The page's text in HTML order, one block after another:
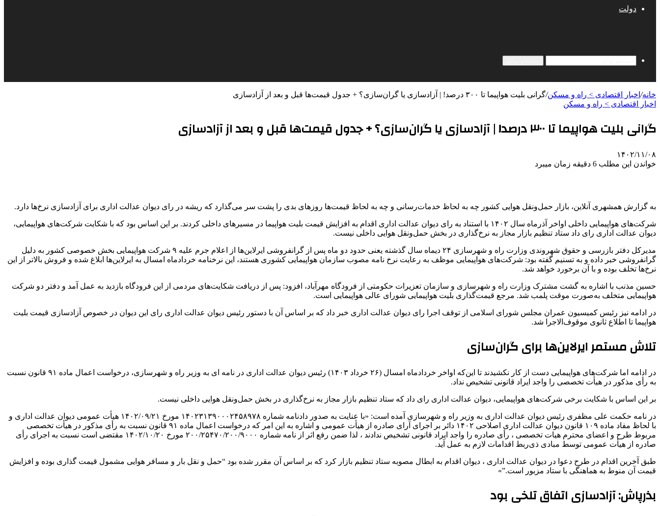
دولت
خانه/ اخبار اقتصادی > راه و مسکن/گرانی بلیت هواپیما تا ۳۰۰ درصد! | آزادسازی یا گران‌سازی؟ + جدول قیمت‌ها قبل و بعد از آزادسازی
اخبار اقتصادی > راه و مسکن
گرانی بلیت هواپیما تا ۳۰۰ درصد! | آزادسازی یا گران‌سازی؟ + جدول قیمت‌ها قبل و بعد از آزادسازی
۱۴۰۲/۱۱/۰۸
خواندن این مطلب 6 دقیقه زمان میبرد
به گزارش همشهری آنلاین،‌ بازار حمل‌ونقل هوایی کشور چه به لحاظ خدمات‌رسانی و چه به لحاظ قیمت‌ها روزهای بدی را پشت سر می‌گذارد که ریشه در رای دیوان عدالت اداری برای آزادسازی نرخ‌ها دارد.
شرکت‌های هواپیمایی داخلی اواخر آذرماه سال ۱۴۰۲ با استناد به رای دیوان عدالت اداری اقدام به افزایش قیمت بلیت هواپیما در مسیرهای داخلی کردند. بر این اساس بود که با شکایت شرکت‌های هواپیمایی،
دیوان عدالت اداری رای داد ستاد تنظیم بازار مجاز به نرخ‌گذاری در بخش حمل‌ونقل هوایی داخلی نیست.
مدیرکل دفتر بازرسی و حقوق شهروندی وزارت راه‌ و شهرسازی ۲۴ دیماه سال گذشته یعنی حدود دو ماه پس از گرانفروشی ایرلاین‌ها از اعلام جرم علیه ۹ شرکت‌ هواپیمایی بخش خصوصی کشور به دلیل
گرانفروشی خبر داده و به تسنیم گفته بود: شرکت‌های هواپیمایی موظف به رعایت نرخ نامه مصوب سازمان هواپیمایی کشوری هستند، این نرخنامه خردادماه امسال به ایرلاین‌ها ابلاغ شده و فروش بالاتر از این
نرخ‌ها تخلف بوده و با آن برخورد خواهد شد.
حسین مذنب با اشاره به گشت مشترک وزارت راه و شهرسازی و سازمان تعزیرات حکومتی از فرودگاه مهرآباد، افزود:‌ پس از دریافت شکایت‌های مردمی از این فرودگاه بازدید به عمل آمد و دفتر دو شرکت
هواپیمایی متخلف به‌صورت موقت پلمب شد. مرجع قیمت‌گذاری بلیت هواپیمایی شورای عالی هواپیمایی است.
در ادامه نیز رئیس کمیسیون عمران مجلس شورای اسلامی از توقف اجرا رای دیوان عدالت اداری خبر داد که بر اساس آن با دستور رئیس دیوان عدالت اداری رای این دیوان در خصوص آزادسازی قیمت بلیت
هواپیما تا اطلاع ثانوی موقوف‌الاجرا شد.
تلاش مستمر ایرلاین‌ها برای گران‌سازی
در ادامه اما شرکت‌های هواپیمایی دست از کار نکشیدند تا این‌که اواخر خردادماه امسال (۲۶ خرداد ۱۴۰۳) رئیس دیوان عدالت اداری در نامه ای به وزیر راه و شهرسازی، درخواست اعمال ماده ۹۱ قانون نسبت
به رأی مذکور در هیأت تخصصی را واجد ایراد قانونی تشخیص نداد.
بر این اساس با شکایت برخی شرکت‌های هواپیمایی، دیوان عدالت اداری رای داد که ستاد تنظیم بازار مجاز به نرخ‌گذاری در بخش حمل‌ونقل هوایی داخلی نیست.
در نامه حکمت علی مظفری رئیس دیوان عدالت اداری به وزیر راه و شهرسازی آمده است: «با عنایت به صدور دادنامه شماره ۱۴۰۲۳۱۳۹۰۰۰۲۴۵۸۹۷۸ مورخ ۱۴۰۲/۰۹/۲۱ هیأت عمومی دیوان عدالت اداری و
با لحاظ مفاد ماده ۱۰۹ قانون دیوان عدالت اداری اصلاحی ۱۴۰۲ دائر بر اجرای آرای صادره از هیأت عمومی و اشاره به این امر که درخواست اعمال ماده ۹۱ قانون نسبت به رأی مذکور در هیأت تخصصی
مربوط طرح و اعضای محترم هیات تخصصی ، رأی صادره را واجد ایراد قانونی تشخیص ندادند ، لذا ضمن رفع اثر از نامه شماره ۲۰۰/۲۵۴۷۰/۲۰۰/۹۰۰۰ مورخ ۱۴۰۲/۱۰/۲۰ مقتضی است نسبت به اجرای رأی
صادره از هیأت عمومی توسط مبادی ذی‌ربط اقدامات لازم به عمل آید.
طبق آخرین اقدام در طرح دعوا در دیوان عدالت اداری ، دیوان اقدام به ابطال مصوبه ستاد تنظیم بازار کرد که بر اساس آن مقرر شده بود “حمل و نقل بار و مسافر هوایی مشمول قیمت گذاری بوده و افزایش
قیمت آن منوط به هماهنگی با ستاد مزبور است.”»
بذرپاش: آزادسازی اتفاق تلخی بود